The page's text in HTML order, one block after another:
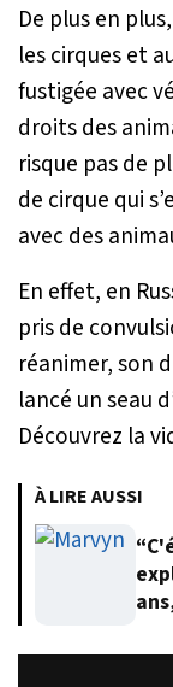
De plus en
les cirques et
fustigée avec
droits des
risque pas de
de cirque qui
avec des
En effet, en
pris de
réanimer, son
lancé un seau
Découvrez la
À LIRE AUSSI